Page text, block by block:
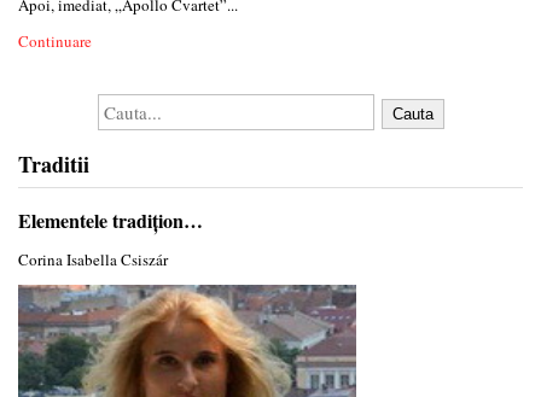
Apoi, imediat, „Apollo Cvartet”...
Continuare
Cauta
Traditii
Elementele tradiţion…
Corina Isabella Csiszár